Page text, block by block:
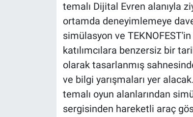
temalı Dijital Evren alanıyla
ortamda deneyimlemeye
simülasyon ve
katılımcılara benzersiz bir
olarak tasarlanmış
ve bilgi yarışmaları yer
temalı oyun alanlarından
sergisinden hareketli araç
Yerel Gündem
Yerel Yaşam